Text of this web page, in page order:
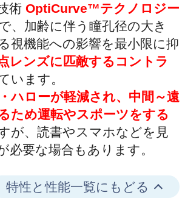
術 OptiCurve™テクノロジー
、加齢に伴う瞳孔径の大き
視機能への影響を最小限に抑
レンズに匹敵するコントラ
います。
ハローが軽減され、中間～遠
ため運転やスポーツをする
が、読書やスマホなどを見
必要な場合もあります。
特性と性能一覧にもどる